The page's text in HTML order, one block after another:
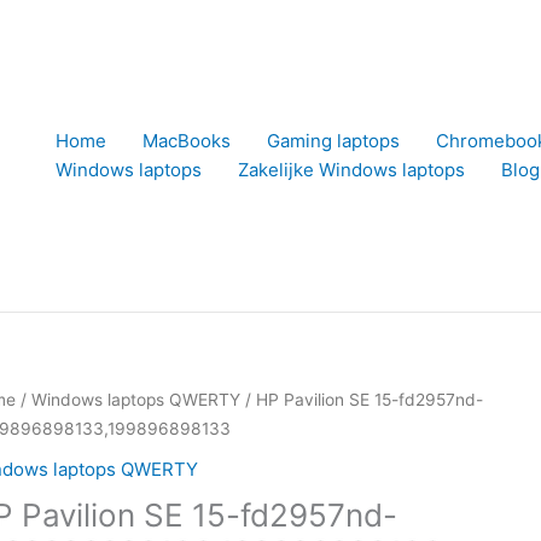
Home
MacBooks Gaming laptops
Windows laptops
Zakelijke Windows laptops Blog
/ Windows laptops QWERTY/ HP Pavilion SE 15-fd2957nd-
laptops QWERTY
Pavilion SE 15-fd2957nd-